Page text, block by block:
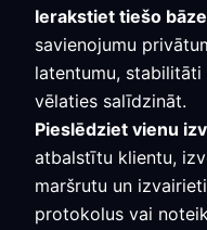
Ierakstiet tiešo
savienojumu
latentumu,
vēlaties salīdzināt.
Pieslēdziet vienu
atbalstītu klientu,
maršrutu un
protokolus vai